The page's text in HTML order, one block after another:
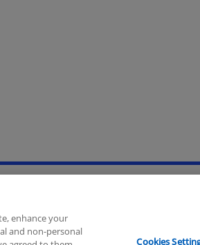
enhance your
and non-personal
Cookies